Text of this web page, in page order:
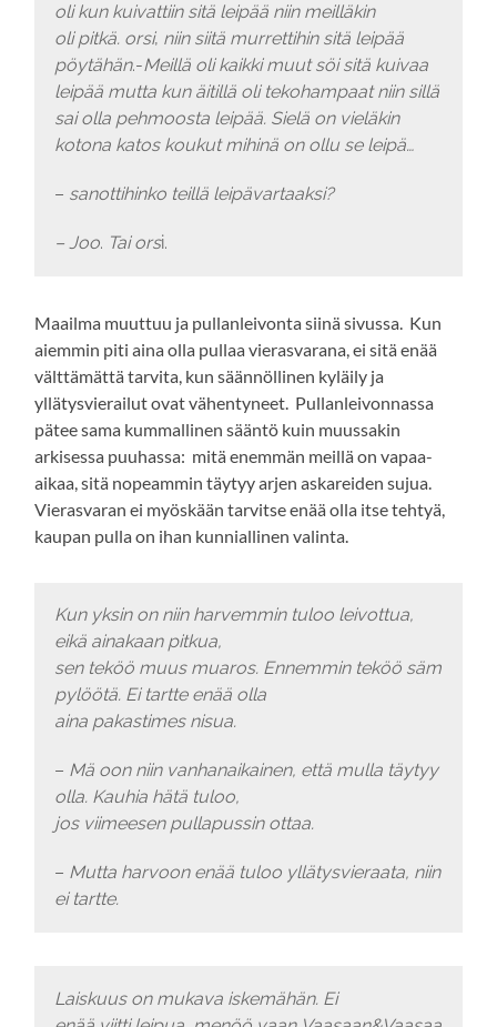
oli kun kuivattiin sitä leipää niin meilläkin
oli pitkä. orsi, niin siitä murrettihin sitä leipää
pöytähän.-Meillä oli kaikki muut söi sitä kuivaa
leipää mutta kun äitillä oli tekohampaat niin sillä
sai olla pehmoosta leipää. Sielä on vieläkin
kotona katos koukut mihinä on ollu se leipä…
– sanottihinko teillä leipävartaaksi?
– Joo. Tai orsi.
Maailma muuttuu ja pullanleivonta siinä sivussa. Kun
aiemmin piti aina olla pullaa vierasvarana, ei sitä enää
välttämättä tarvita, kun säännöllinen kyläily ja
yllätysvierailut ovat vähentyneet. Pullanleivonnassa
pätee sama kummallinen sääntö kuin muussakin
arkisessa puuhassa: mitä enemmän meillä on vapaa-
aikaa, sitä nopeammin täytyy arjen askareiden sujua.
Vierasvaran ei myöskään tarvitse enää olla itse tehtyä,
kaupan pulla on ihan kunniallinen valinta.
Kun yksin on niin harvemmin tuloo leivottua,
eikä ainakaan pitkua,
sen teköö muus muaros. Ennemmin teköö säm
pylöötä. Ei tartte enää olla
aina pakastimes nisua.
– Mä oon niin vanhanaikainen, että mulla täytyy
olla. Kauhia hätä tuloo,
jos viimeesen pullapussin ottaa.
– Mutta harvoon enää tuloo yllätysvieraata, niin
ei tartte.
Laiskuus on mukava iskemähän. Ei